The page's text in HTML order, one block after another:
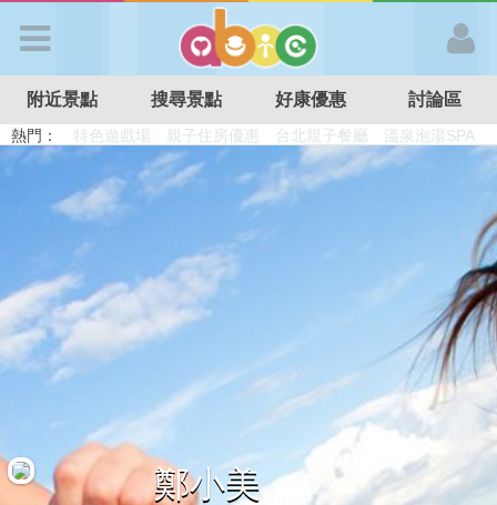
APP登入
首 頁
搜尋景點
好康優惠
最新留言
附近景點 搜尋景點 好康優惠 討論區
熱門： 溜滑梯民宿 觀光工廠 DIY摘果
日本親子景點
特色遊戲場
親子住房優惠 台北親子餐廳 溫泉泡湯SPA
鄭小美